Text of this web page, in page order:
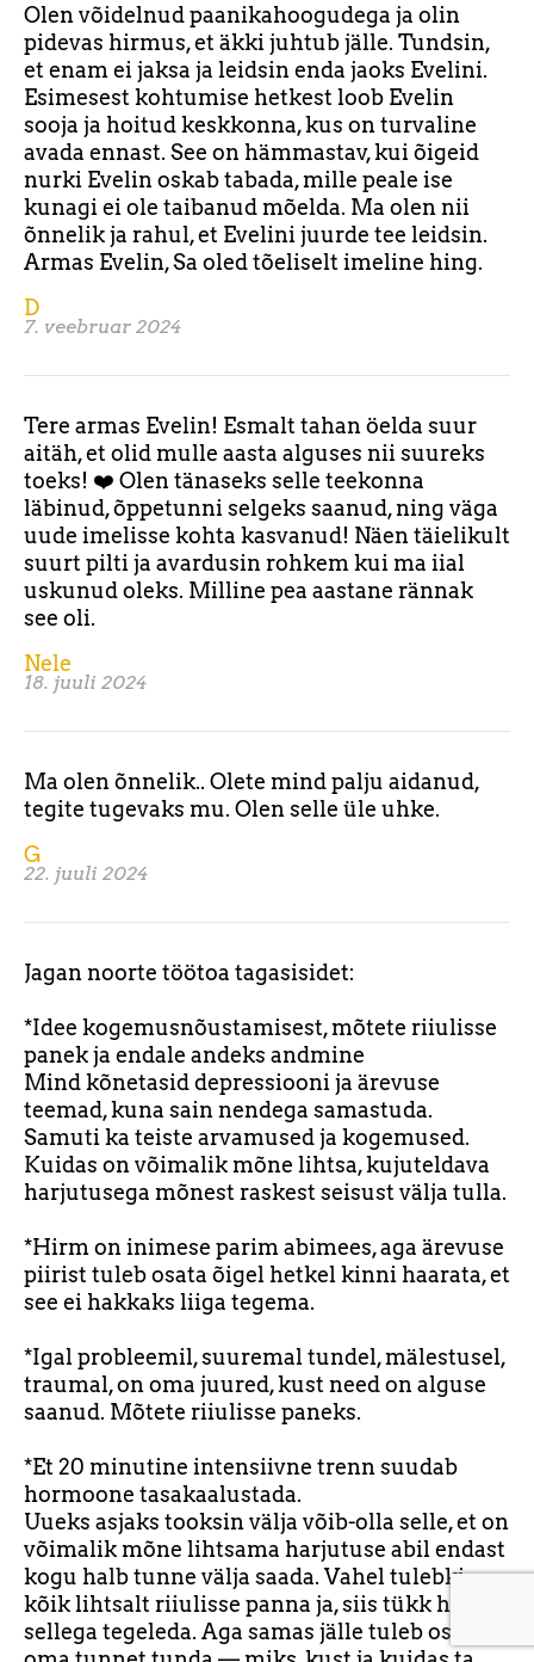
Olen võidelnud paanikahoogudega ja olin
pidevas hirmus, et äkki juhtub jälle. Tundsin,
et enam ei jaksa ja leidsin enda jaoks Evelini.
Esimesest kohtumise hetkest loob Evelin
sooja ja hoitud keskkonna, kus on turvaline
avada ennast. See on hämmastav, kui õigeid
nurki Evelin oskab tabada, mille peale ise
kunagi ei ole taibanud mõelda. Ma olen nii
õnnelik ja rahul, et Evelini juurde tee leidsin.
Armas Evelin, Sa oled tõeliselt imeline hing.
D
7. veebruar 2024
Tere armas Evelin! Esmalt tahan öelda suur
aitäh, et olid mulle aasta alguses nii suureks
toeks! ❤️ Olen tänaseks selle teekonna
läbinud, õppetunni selgeks saanud, ning väga
uude imelisse kohta kasvanud! Näen täielikult
suurt pilti ja avardusin rohkem kui ma iial
uskunud oleks. Milline pea aastane rännak
see oli.
Nele
18. juuli 2024
Ma olen õnnelik.. Olete mind palju aidanud,
tegite tugevaks mu. Olen selle üle uhke.
G
22. juuli 2024
Jagan noorte töötoa tagasisidet:
*Idee kogemusnõustamisest, mõtete riiulisse
panek ja endale andeks andmine
Mind kõnetasid depressiooni ja ärevuse
teemad, kuna sain nendega samastuda.
Samuti ka teiste arvamused ja kogemused.
Kuidas on võimalik mõne lihtsa, kujuteldava
harjutusega mõnest raskest seisust välja tulla.
*Hirm on inimese parim abimees, aga ärevuse
piirist tuleb osata õigel hetkel kinni haarata, et
see ei hakkaks liiga tegema.
*Igal probleemil, suuremal tundel, mälestusel,
traumal, on oma juured, kust need on alguse
saanud. Mõtete riiulisse paneks.
*Et 20 minutine intensiivne trenn suudab
hormoone tasakaalustada.
Uueks asjaks tooksin välja võib-olla selle, et on
võimalik mõne lihtsama harjutuse abil endast
kogu halb tunne välja saada. Vahel tulebki
kõik lihtsalt riiulisse panna ja, siis tükk haaval
sellega tegeleda. Aga samas jälle tuleb osata